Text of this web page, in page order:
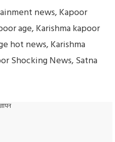
news,Kapoor
age,Karishma kapoor
hot news,Karishma
Shocking News,Satna